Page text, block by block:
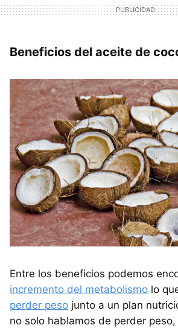
Beneficios del aceite de
Entre los beneficios podemos
incremento del metabolismo lo
perder peso junto a un plan
no solo hablamos de perder